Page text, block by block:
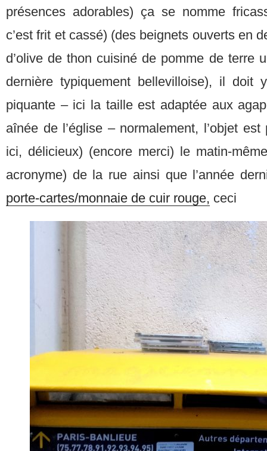
présences adorables) ça se nomme
c’est frit et cassé) (des beignets ouverts en
d’olive de thon cuisiné de pomme de terre
dernière typiquement bellevilloise), il doit
piquante – ici la taille est adaptée aux
aînée de l’église – normalement, l’objet
ici, délicieux) (encore merci) le matin-
acronyme) de la rue ainsi que l’année
porte-cartes/monnaie de cuir rouge, ceci